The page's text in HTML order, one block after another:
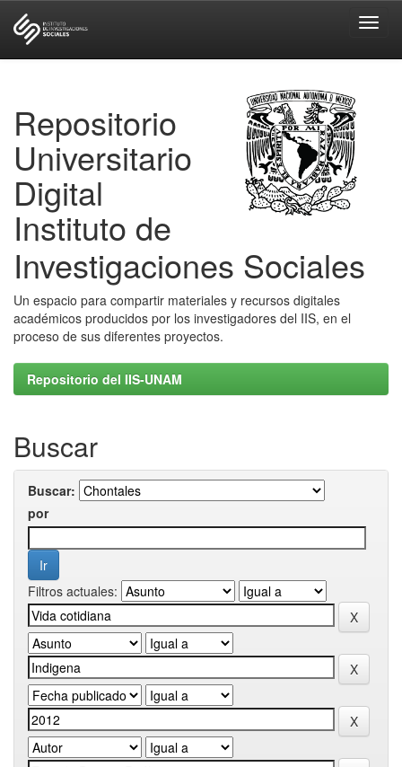
Repositorio
Universitario
Digital
Instituto de
Investigaciones Sociales
Un espacio para compartir materiales y recursos digitales
académicos producidos por los investigadores del IIS, en el
proceso de sus diferentes proyectos.
Repositorio del IIS-UNAM
Buscar
Buscar:
por
Filtros actuales: